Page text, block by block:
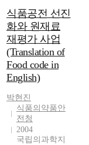
식품공전 선진
화와 원재료
재평가 사업
(Translation of
Food code in
English)
박현진
식품의약품안
전청
2004
국립의과학지